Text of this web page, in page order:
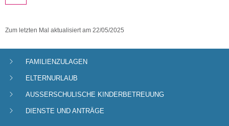
Zum letzten Mal aktualisiert am22/05/2025
Navigationsmenü
FAMILIENZULAGEN
ELTERNURLAUB
AUSSERSCHULISCHE KINDERBETREUUNG
DIENSTE UND ANTRÄGE